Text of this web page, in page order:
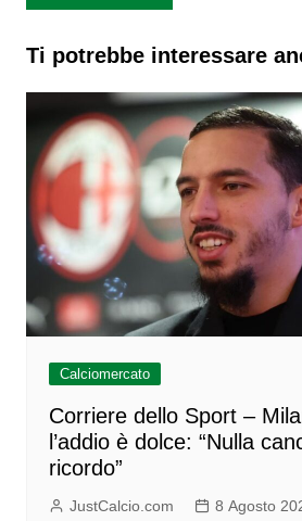
articoli
Ti potrebbe interessare
Calciomercato
Corriere dello Sport –
l’addio è dolce: “Nulla
ricordo”
JustCalcio.com 8 Agosto